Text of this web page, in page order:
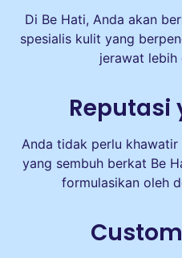
Di Be Hati, Anda akan
spesialis kulit yang
jerawat lebih
Reputasi
Anda tidak perlu khawatir
yang sembuh berkat Be
formulasikan oleh